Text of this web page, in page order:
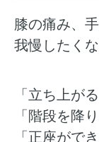
膝の痛み、
我慢したくな
「立ち上が
「階段を降
「正座がで